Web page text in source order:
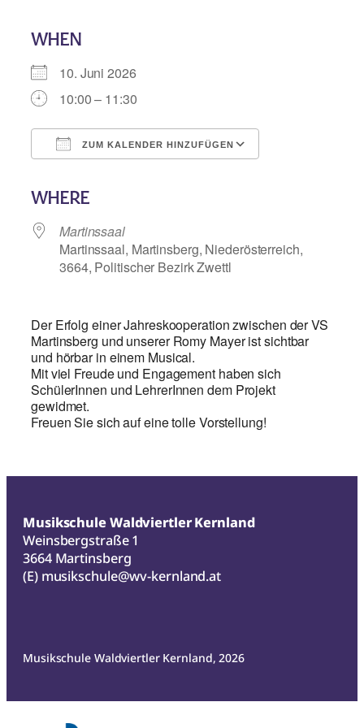
WHEN
10. Juni 2026
10:00 – 11:30
ZUM KALENDER HINZUFÜGEN
WHERE
Martinssaal
Martinssaal, Martinsberg, Niederösterreich,
3664, Politischer Bezirk Zwettl
Der Erfolg einer Jahreskooperation zwischen der VS
Martinsberg und unserer Romy Mayer ist sichtbar
und hörbar in einem Musical.
Mit viel Freude und Engagement haben sich
SchülerInnen und LehrerInnen dem Projekt
gewidmet.
Freuen Sie sich auf eine tolle Vorstellung!
Musikschule Waldviertler Kernland
Weinsbergstraße 1
3664 Martinsberg
(E) musikschule@wv-kernland.at
Musikschule Waldviertler Kernland, 2026